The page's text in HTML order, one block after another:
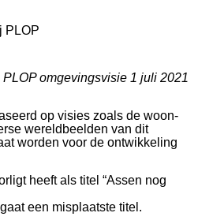
PLOP
omgevingsvisie 1 juli 2021
op visies zoals de woon-
wereldbeelden van dit
worden voor de ontwikkeling
heeft als titel “Assen nog
een misplaatste titel.